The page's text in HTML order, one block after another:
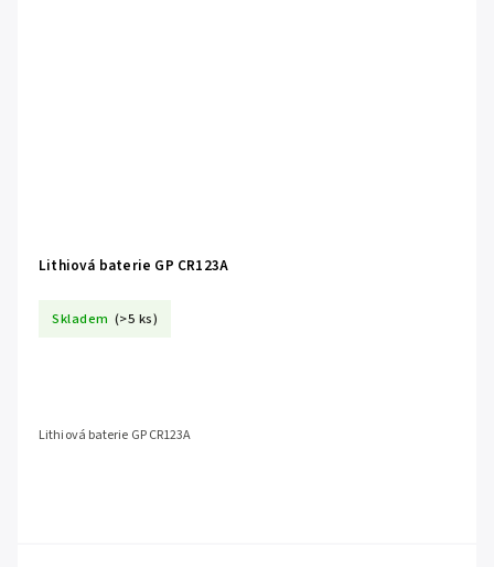
Lithiová baterie GP CR123A
Skladem (>5 ks)
Lithiová baterie GP CR123A